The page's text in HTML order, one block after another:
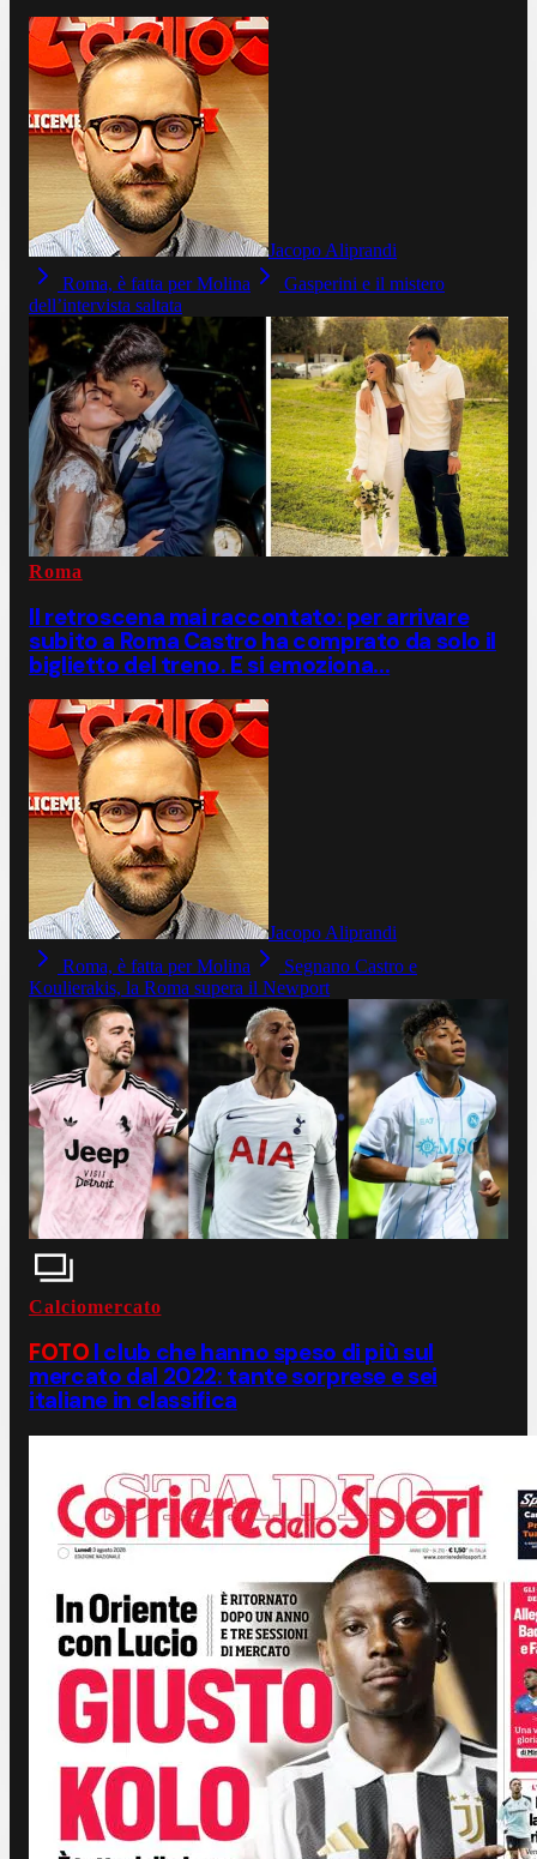
Jacopo Aliprandi
Roma, è fatta per Molina
Gasperini e il mistero
dell’intervista saltata
Roma
Il retroscena mai raccontato: per arrivare
subito a Roma Castro ha comprato da solo il
biglietto del treno. E si emoziona...
Jacopo Aliprandi
Roma, è fatta per Molina
Segnano Castro e
Koulierakis, la Roma supera il Newport
Calciomercato
FOTO I club che hanno speso di più sul
mercato dal 2022: tante sorprese e sei
italiane in classifica